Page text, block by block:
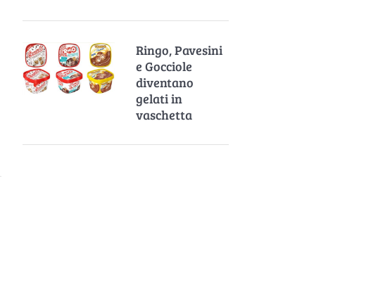
Ringo, Pavesini
e Gocciole
diventano
gelati in
vaschetta